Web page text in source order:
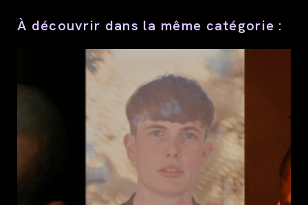
À découvrir dans la même catégorie :